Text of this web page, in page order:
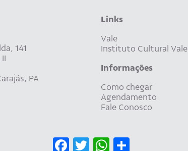
141
PA
Links
Vale
Instituto Cultural Vale
Informações
Como chegar
Agendamento
Fale Conosco
Facebook Twitter WhatsApp